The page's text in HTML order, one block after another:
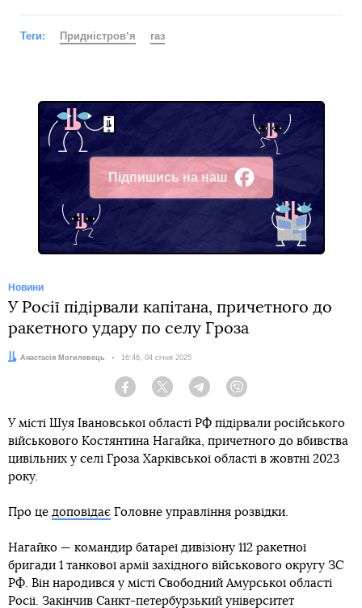
Теги: Придністровʼя газ
Підпишись на наш
Facebook
Новини
У Росії підірвали капітана, причетного до
ракетного удару по селу Гроза
Автор:
Анастасія Могилевець Дата:
16:46, 04 січня 2025
Facebook Twitter Telegram
У місті Шуя Івановської області РФ підірвали російського
військового Костянтина Нагайка, причетного до вбивства
цивільних у селі Гроза Харківської області в жовтні 2023
року.
Про це доповідає Головне управління розвідки.
Нагайко — командир батареї дивізіону 112 ракетної
бригади 1 танкової армії західного військового округу ЗС
РФ. Він народився у місті Свободний Амурської області
Росії. Закінчив Санкт-петербурзький університет